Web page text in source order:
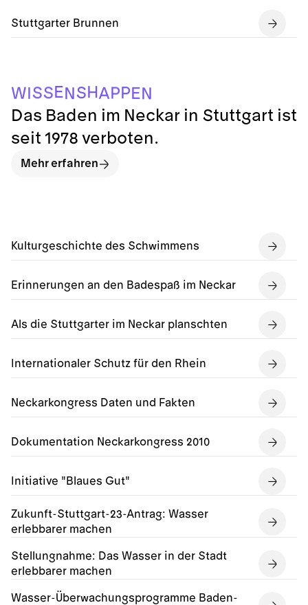
Stuttgarter Brunnen
Kulturgeschichte des Schwimmens
Erinnerungen an den Badespaß im Neckar
Als die Stuttgarter im Neckar planschten
Internationaler Schutz für den Rhein
Neckarkongress Daten und Fakten
Dokumentation Neckarkongress 2010
Initiative "Blaues Gut"
Zukunft-Stuttgart-23-Antrag: Wasser
erlebbarer machen
Stellungnahme: Das Wasser in der Stadt
erlebbarer machen
Wasser-Überwachungsprogramme Baden-
WISSENSHAP PEN
Das Baden im Neckar in Stuttgart ist
seit 1978 verboten.
Mehr erfahren